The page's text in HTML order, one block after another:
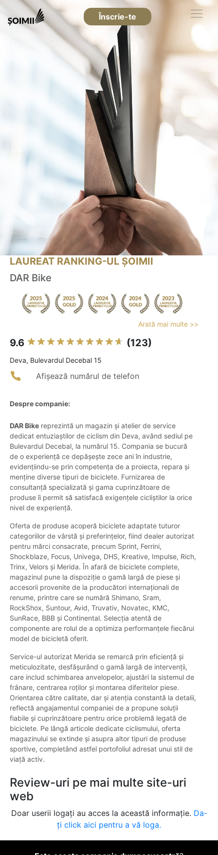
Înscrie-te
LAUREAT RANKING-UL ȘOIMII
DAR Bike
Arată mai multe >>
9.6 (123)
Deva, Bulevardul Decebal 15
Afișează numărul de telefon
Despre companie:
DAR Bike reprezintă un magazin și atelier de service
dedicat entuziaștilor de ciclism din Deva, având sediul pe
Bulevardul Decebal, la numărul 15. Compania se bucură
de o experiență ce depășește zece ani în industrie,
evidențiindu-se prin competența de a proiecta, repara și
menține diverse tipuri de biciclete. Furnizarea de
consultanță specializată și gama cuprinzătoare de
produse îi permit să satisfacă exigențele cicliștilor la orice
nivel de experiență.
Oferta de produse acoperă biciclete adaptate tuturor
categoriilor de vârstă și preferințelor, fiind dealer autorizat
pentru mărci consacrate, precum Sprint, Ferrini,
Shockblaze, Focus, Univega, DHS, Kreative, Impulse, Rich,
Trinx, Velors și Merida. În afară de biciclete complete,
magazinul pune la dispoziție o gamă largă de piese și
accesorii provenite de la producători internaționali de
renume, printre care se numără Shimano, Sram,
RockShox, Suntour, Avid, Truvativ, Novatec, KMC,
SunRace, BBB și Continental. Selecția atentă de
componente are rolul de a optimiza performanțele fiecărui
model de bicicletă oferit.
Service-ul autorizat Merida se remarcă prin eficiență și
meticulozitate, desfășurând o gamă largă de intervenții,
care includ schimbarea anvelopelor, ajustări la sistemul de
frânare, centrarea roților și montarea diferitelor piese.
Orientarea către calitate, dar și atenția constantă la detalii,
reflectă angajamentul companiei de a propune soluții
fiabile și cuprinzătoare pentru orice problemă legată de
biciclete. Pe lângă articole dedicate ciclismului, oferta
magazinului se extinde și asupra altor tipuri de produse
sportive, completând astfel portofoliul adresat unui stil de
viață activ.
Review-uri pe mai multe site-uri
web
Doar userii logați au acces la această informație. Da-
ți click aici pentru a vă loga.